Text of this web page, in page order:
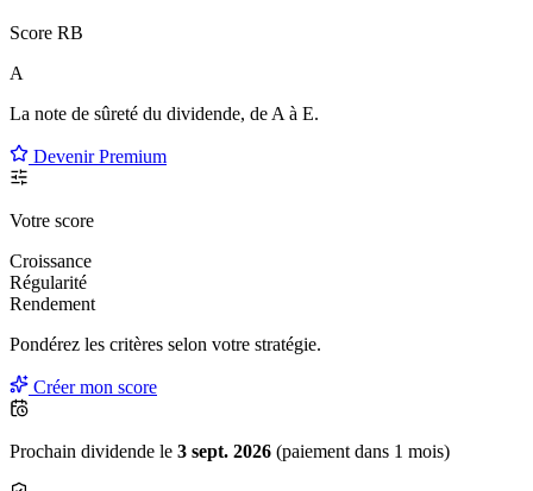
Score RB
A
La note de sûreté du dividende, de A à E.
Devenir Premium
Votre score
Croissance
Régularité
Rendement
Pondérez les critères selon votre stratégie.
Créer mon score
Prochain dividende le 3 sept. 2026 (paiement dans 1 mois)